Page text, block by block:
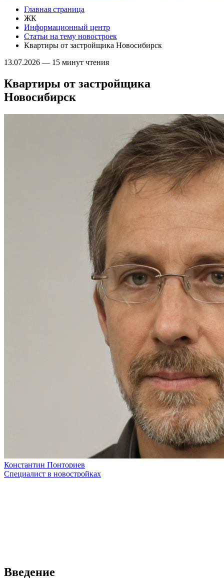
Главная страница
ЖК
Информационный центр
Статьи на тему новостроек
Квартиры от застройщика Новосибирск
13.07.2026 — 15 минут чтения
Квартиры от застройщика
Новосибирск
Константин Понториев
Специалист в новостройках
Введение